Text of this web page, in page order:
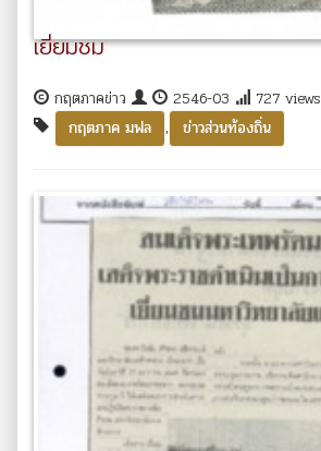
เยี่ยมชม
กฤตภาคข่าว 2546-03
727 views
กฤตภาค มฟล
, ข่าวส่วนท้องถิ่น